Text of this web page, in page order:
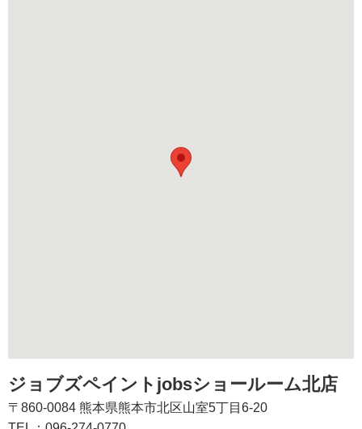
ジョブズペイントjobsショールーム北店
〒860-0084 熊本県熊本市北区山室5丁目6-20